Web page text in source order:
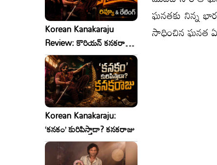
Korean Kanakaraju
Review: కొరియన్ కనకరాజు
రివ్యూ & రేటింగ్!
Korean Kanakaraju:
‘కనకం’ కురిపిస్తాడా? కనకరాజు
ఘనతకు నిన్న
సాధించిన ఘనత